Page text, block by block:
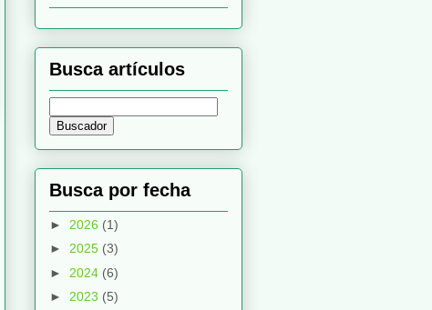
Busca artículos
Busca por fecha
► 2026 (1)
► 2025 (3)
► 2024 (6)
► 2023 (5)